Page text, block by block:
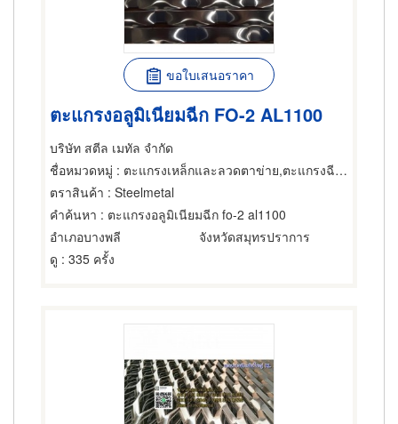
ขอใบเสนอราคา
ตะแกรงอลูมิเนียมฉีก FO-2 AL1100
บริษัท สตีล เมทัล จำกัด
ชื่อหมวดหมู่ : ตะแกรงเหล็กและลวดตาข่าย,ตะแกรงฉีกหรือตะแกรงยืด,ตะแกรงเหล็กและลวดตาข่าย
ตราสินค้า : Steelmetal
คำค้นหา : ตะแกรงอลูมิเนียมฉีก fo-2 al1100
อำเภอบางพลี
จังหวัดสมุทรปราการ
ดู : 335 ครั้ง